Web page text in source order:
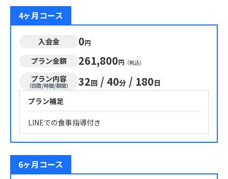
4ヶ月コース
入会金 0円
プラン金額 261,800円 （税込）
プラン内容
（回数/時間/期間） 32回 / 40分 / 180日
プラン補足
LINEでの食事指導付き
6ヶ月コース